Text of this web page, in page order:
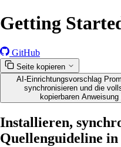
Getting
GitHub
Seite kopieren
AI-Einrichtungsvorschlag
synchronisieren und die
kopierbaren
Installieren,
Quellenguideline